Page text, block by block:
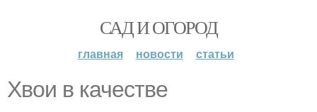
САД И ОГОРОД
главная новости статьи
Хвои в качестве